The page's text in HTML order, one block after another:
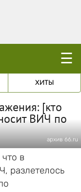
☰
ХИТЫ
[кто
ВИЧ по
архив 66.ru
в
разлетелось